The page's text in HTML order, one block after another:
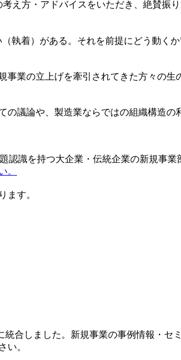
え方・アドバイスをいただき、絶賛
執着）がある。それを前提にどう動く
事業の立上げを牽引されてきた方々の
議論や、製造業ならではの組織構造の
認識を持つ大企業・伝統企業の新規事
。
ます。
合しました。新規事業の事例情報・
い。